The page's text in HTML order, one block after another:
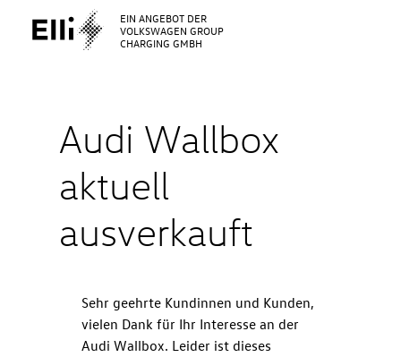
EIN ANGEBOT DER
VOLKSWAGEN GROUP
CHARGING GMBH
Audi Wallbox
aktuell
ausverkauft
Sehr geehrte Kundinnen und Kunden,
vielen Dank für Ihr Interesse an der
Audi Wallbox. Leider ist dieses